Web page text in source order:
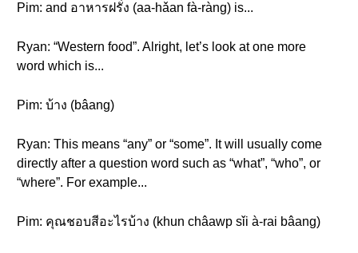
Pim: and อาหารฝรั่ง (aa-hǎan fà-ràng) is...
Ryan: “Western food”. Alright, let’s look at one more
word which is...
Pim: บ้าง (bâang)
Ryan: This means “any” or “some”. It will usually come
directly after a question word such as “what”, “who”, or
“where”. For example...
Pim: คุณชอบสีอะไรบ้าง (khun châawp sǐi à-rai bâang)